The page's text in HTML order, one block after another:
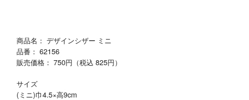
商品名： デザインシザー ミニ
品番： 62156
販売価格： 750円（税込 825円）
サイズ
(ミニ)巾4.5×高9cm